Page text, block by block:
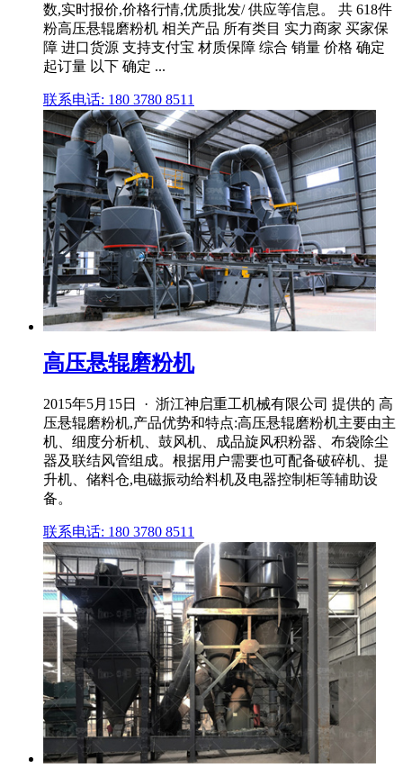
数,实时报价,价格行情,优质批发/ 供应等信息。 共 618件
粉高压悬辊磨粉机 相关产品 所有类目 实力商家 买家保
障 进口货源 支持支付宝 材质保障 综合 销量 价格 确定
起订量 以下 确定 ...
联系电话: 180 3780 8511
高压悬辊磨粉机
2015年5月15日 · 浙江神启重工机械有限公司 提供的 高
压悬辊磨粉机,产品优势和特点:高压悬辊磨粉机主要由主
机、细度分析机、鼓风机、成品旋风积粉器、布袋除尘
器及联结风管组成。根据用户需要也可配备破碎机、提
升机、储料仓,电磁振动给料机及电器控制柜等辅助设
备。
联系电话: 180 3780 8511